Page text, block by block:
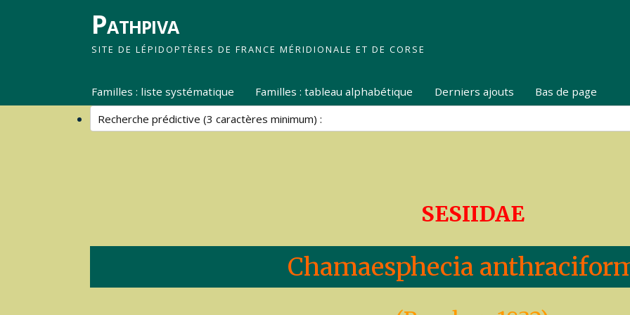
Pathpiva
SITE DE LÉPIDOPTÈRES DE FRANCE MÉRIDIONALE ET DE CORSE
Familles : liste systématique Familles : tableau alphabétique Derniers ajouts Bas de page
SESIIDAE
Chamaesphecia